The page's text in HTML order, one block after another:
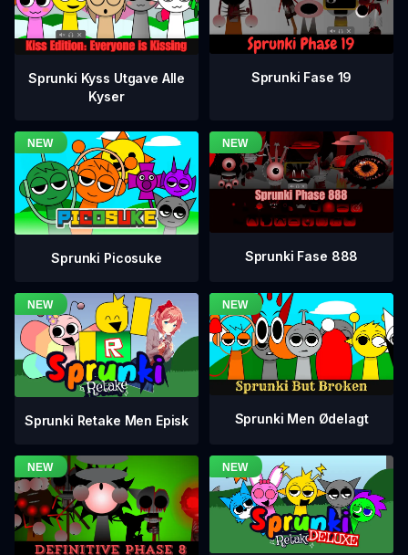
Sprunki Kyss Utgave Alle
Kyser
Sprunki Fase 19
Sprunki Picosuke Sprunki Fase 888
Sprunki Retake Men Episk Sprunki Men Ødelagt